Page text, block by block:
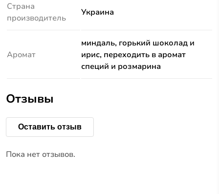
Страна
производитель
Украина
Аромат
миндаль, горький шоколад и
ирис, переходить в аромат
специй и розмарина
Отзывы
Оставить отзыв
Пока нет отзывов.